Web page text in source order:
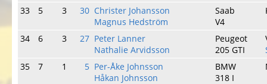
33 5 3 30 Christer Johansson
Magnus Hedström
Saab
V4
34 6 3 27 Peter Lanner
Nathalie Arvidsson
Peugeot
205 GTI
35
7 1 5 Per-Åke Johnsson
Håkan Johnsson
BMW
318 I